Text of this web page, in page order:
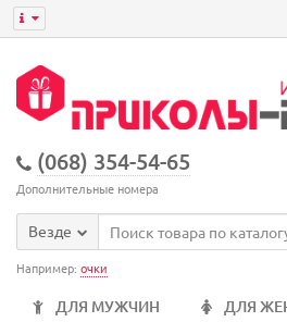
(068) 354-54-65
Дополнительные номера
Везде
Например: очки
ДЛЯ МУЖЧИН ДЛЯ